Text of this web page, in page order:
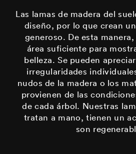
Las lamas de madera del
diseño, por lo que crean
generoso. De esta
área suficiente para
belleza. Se pueden
irregularidades
nudos de la madera o los
provienen de las
de cada árbol. Nuestras
tratan a mano, tienen un
son